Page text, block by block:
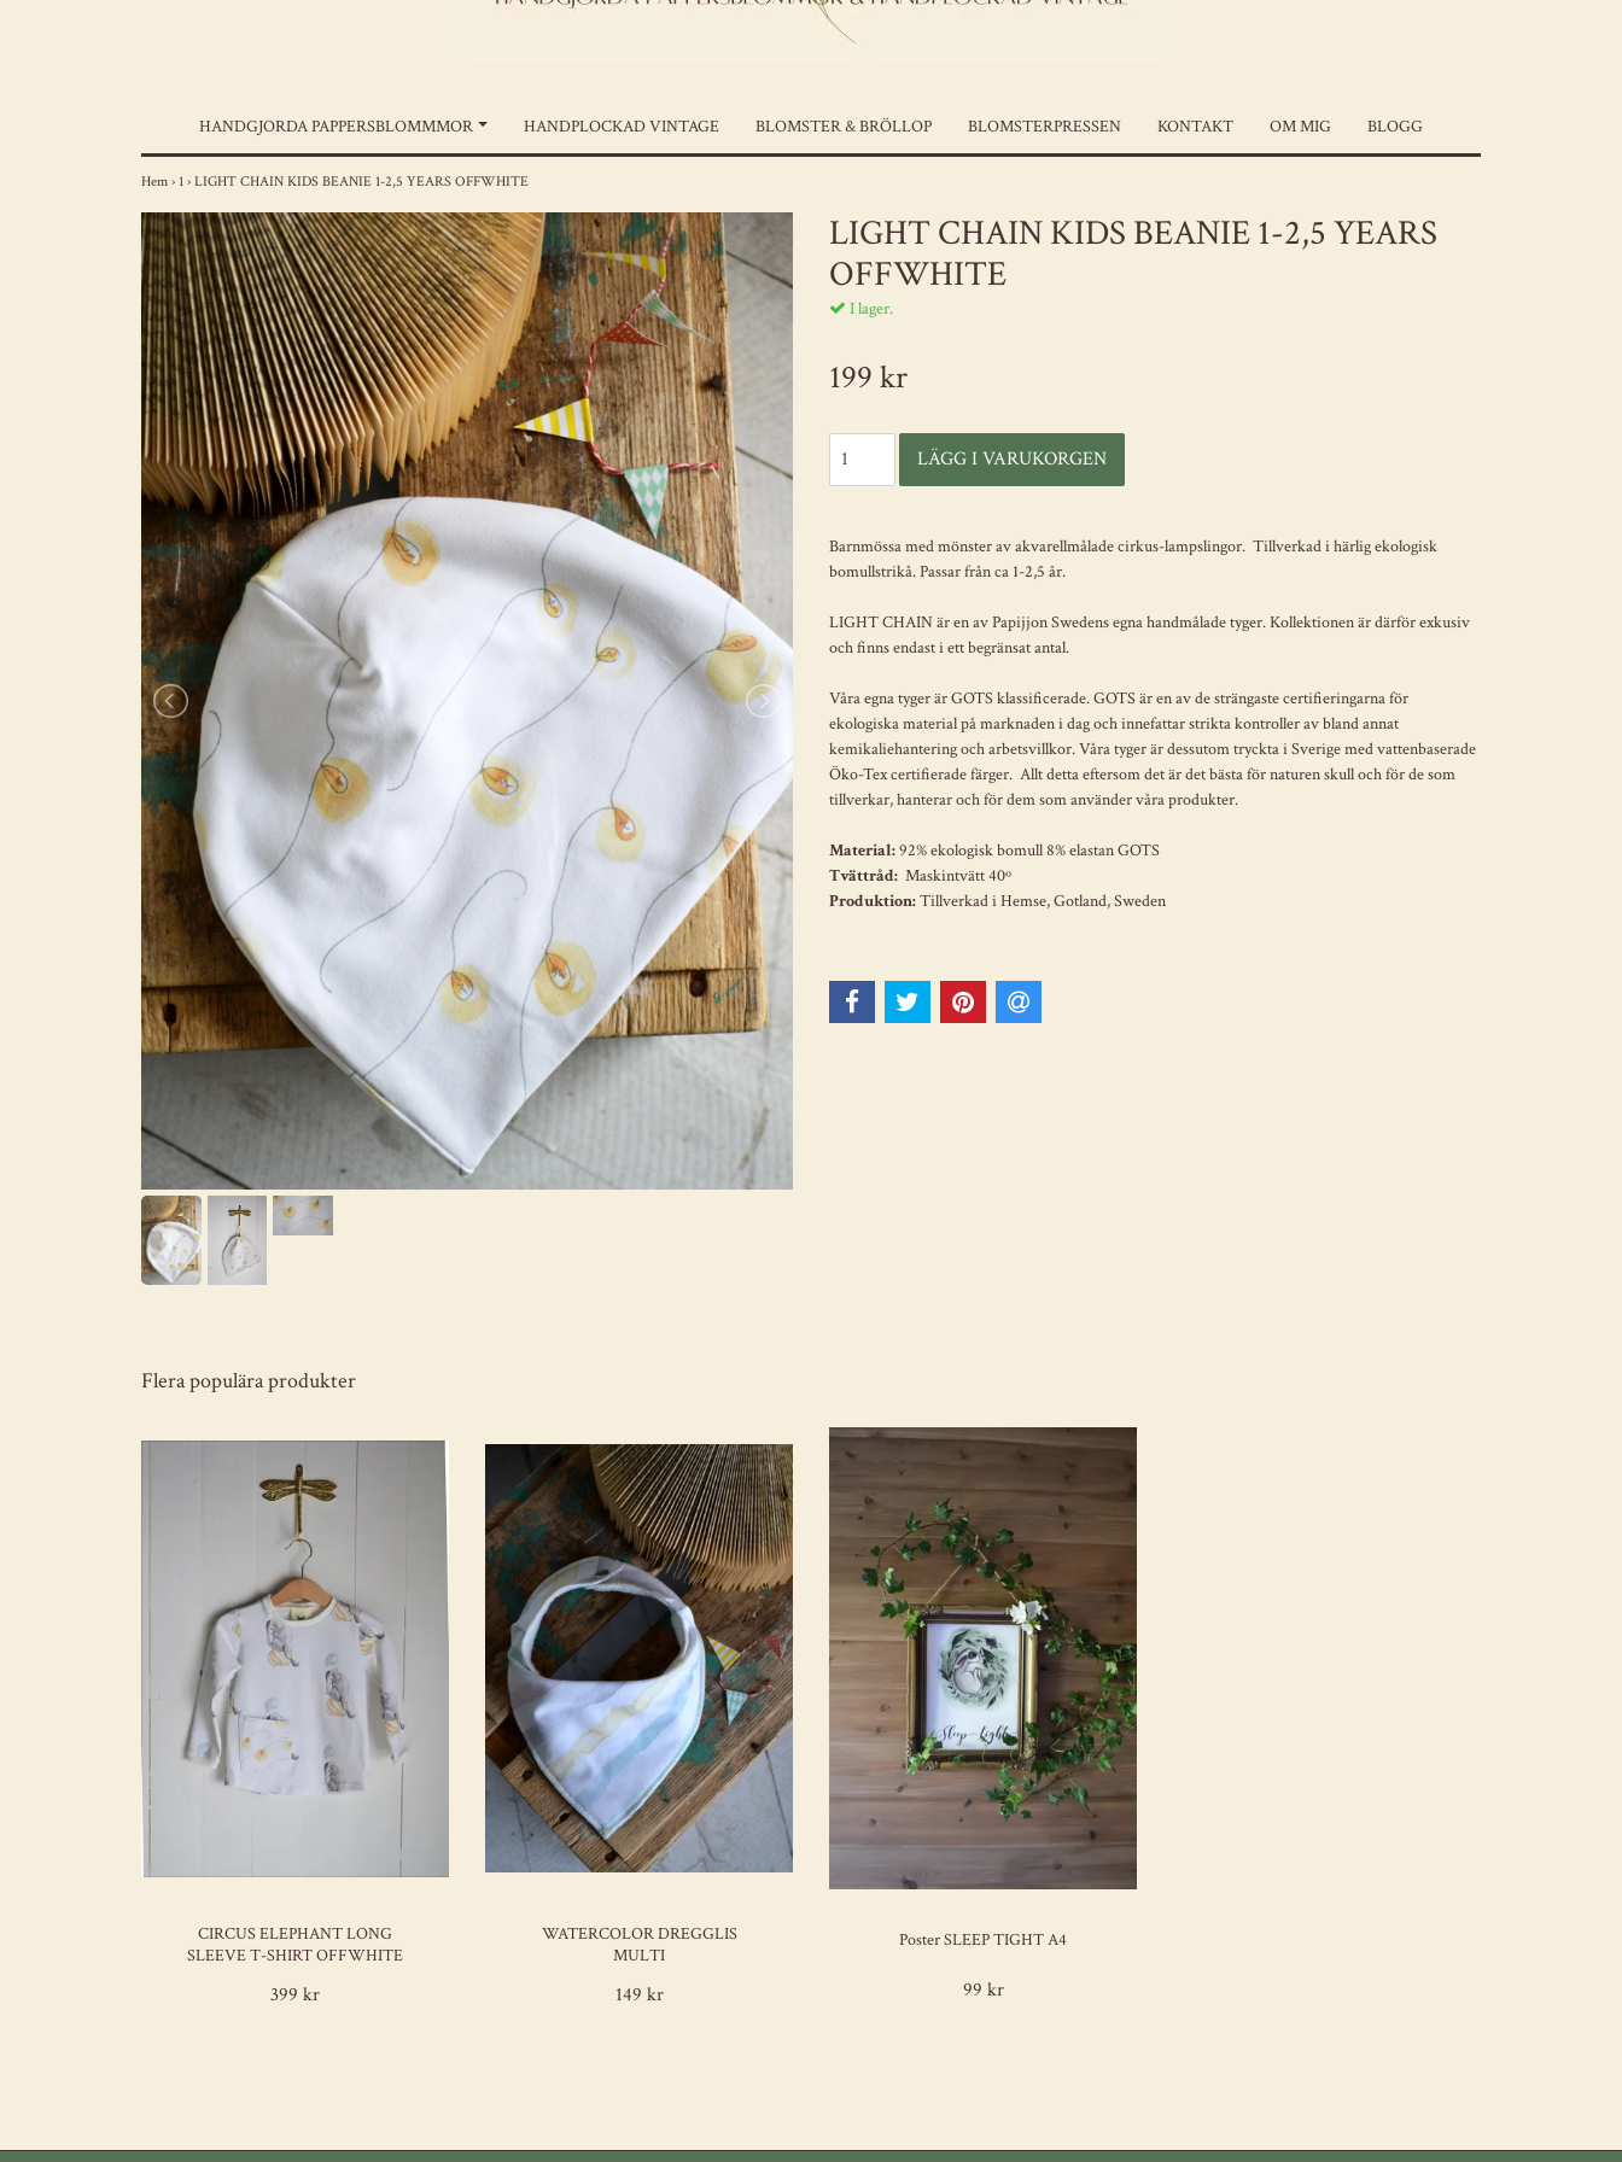
HANDGJORDA PAPPERSBLOMMMOR HANDPLOCKAD VINTAGE BLOMSTER & BRÖLLOP BLOMSTERPRESSEN KONTAKT OM MIG BLOGG
Hem › 1 › LIGHT CHAIN KIDS BEANIE 1-2,5 YEARS OFFWHITE
LIGHT CHAIN KIDS BEANIE 1-2,5 YEARS
OFFWHITE
I lager.
199 kr
Barnmössa med mönster av akvarellmålade cirkus-lampslingor. Tillverkad i härlig ekologisk
bomullstrikå. Passar från ca 1-2,5 år.
LIGHT CHAIN är en av Papijjon Swedens egna handmålade tyger. Kollektionen är därför exkusiv
och finns endast i ett begränsat antal.
Våra egna tyger är GOTS klassificerade. GOTS är en av de strängaste certifieringarna för
ekologiska material på marknaden i dag och innefattar strikta kontroller av bland annat
kemikaliehantering och arbetsvillkor. Våra tyger är dessutom tryckta i Sverige med vattenbaserade
Öko-Tex certifierade färger. Allt detta eftersom det är det bästa för naturen skull och för de som
tillverkar, hanterar och för dem som använder våra produkter.
Material:92% ekologisk bomull 8% elastan GOTS
Tvättråd: Maskintvätt 40º
Produktion:Tillverkad i Hemse, Gotland, Sweden
Flera populära produkter
CIRCUS ELEPHANT LONG
SLEEVE T-SHIRT OFFWHITE
399 kr
WATERCOLOR DREGGLIS
MULTI
149 kr
Poster SLEEP TIGHT A4
99 kr